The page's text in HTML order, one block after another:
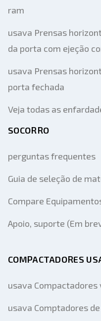
ram
usava Prensas
da porta com ejeção
usava Prensas
porta fechada
Veja todas as
SOCORRO
perguntas frequentes
Guia de seleção de
Compare
Apoio, suporte (Em
COMPACTADORES
usava
usava Comptadores